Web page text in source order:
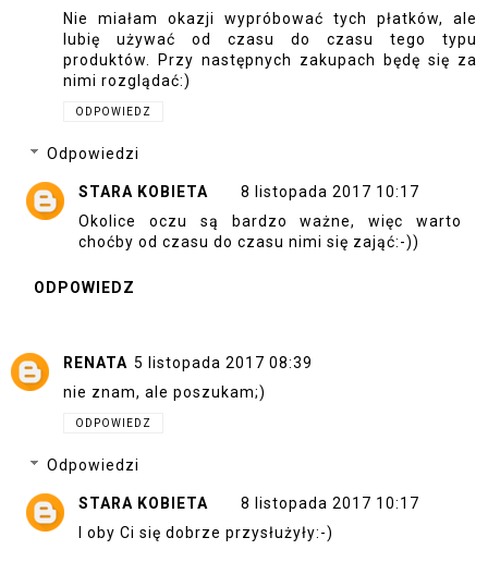
Nie miałam okazji wypróbować tych płatków, ale
lubię używać od czasu do czasu tego typu
produktów. Przy następnych zakupach będę się za
nimi rozglądać:)
ODPOWIEDZ
Odpowiedzi
STARA KOBIETA
8 listopada 2017 10:17
Okolice oczu są bardzo ważne, więc warto
choćby od czasu do czasu nimi się zająć:-))
ODPOWIEDZ
RENATA 5 listopada 2017 08:39
nie znam, ale poszukam;)
ODPOWIEDZ
Odpowiedzi
STARA KOBIETA
8 listopada 2017 10:17
I oby Ci się dobrze przysłużyły:-)